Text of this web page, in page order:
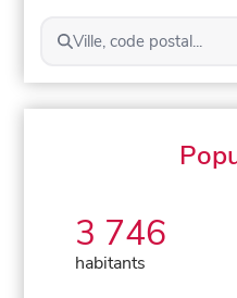
Ville, code postal...
3 746
habitants